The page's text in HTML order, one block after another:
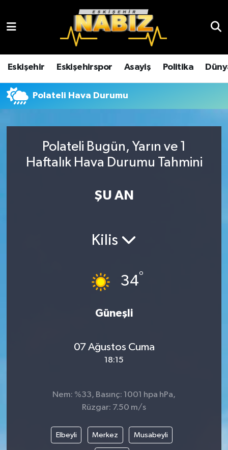
Eskişehir Eskişehirspor Asayiş Politika
Polateli Hava Durumu
Polateli Bugün, Yarın ve 1
Haftalık Hava Durumu Tahmini
ŞU AN
Kilis
34°
Güneşli
07 Ağustos Cuma
18:15
Nem: %33, Basınç: 1001 hpa hPa,
Rüzgar: 7.50 m/s
Elbeyli Merkez Musabeyli
Çevre
Dünya
Ekonomi
Eskişehir
Yaşam
Eskişehir Hava Durumu
Eskişehir Trafik Yoğunluk Haritası
TFF 3.Lig 4.Grup Puan Durumu ve Fikstür
Son Dakika Haberleri
Haber Arşivi